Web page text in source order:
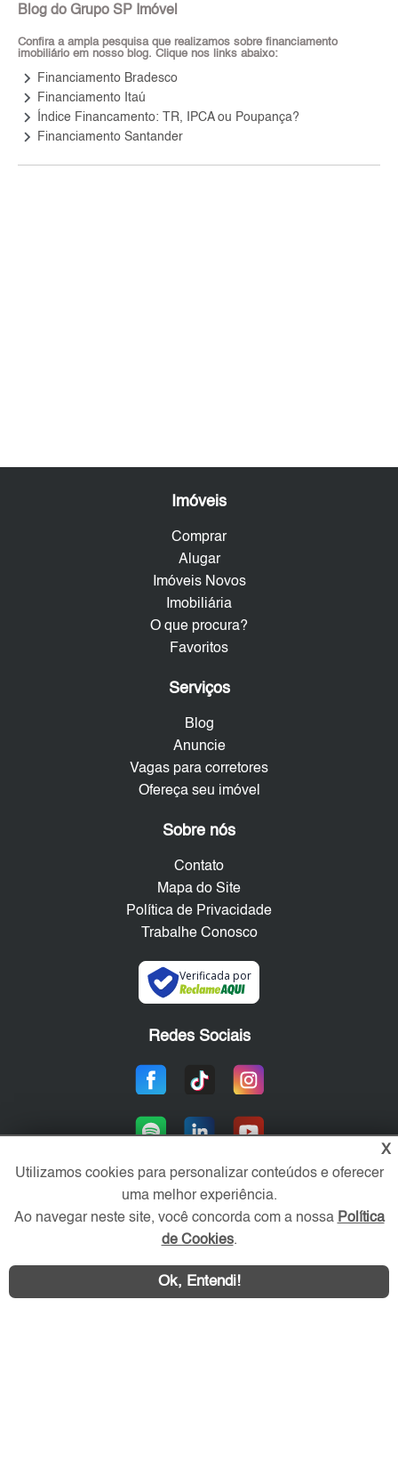
Blog do Grupo SP Imóvel
Confira a ampla pesquisa que realizamos sobre financiamento
imobiliário em nosso blog. Clique nos links abaixo:
keyboard_arrow_right Financiamento Bradesco
keyboard_arrow_right Financiamento Itaú
keyboard_arrow_right Índice Financamento: TR, IPCA ou Poupança?
keyboard_arrow_right Financiamento Santander
WhatsApp Contatar
Imóveis
Comprar
Alugar
Imóveis Novos
Imobiliária
O que procura?
Favoritos
Serviços
Blog
Anuncie
Vagas para corretores
Ofereça seu imóvel
Sobre nós
Contato
Mapa do Site
Política de Privacidade
Trabalhe Conosco
Verificada por
Redes Sociais
Área exclusiva aos anunciantes,
acesse sua conta:
X
Utilizamos cookies para personalizar conteúdos e oferecer
uma melhor experiência.
Ao navegar neste site, você concorda com a nossa Política
de Cookies.
Ok, Entendi!